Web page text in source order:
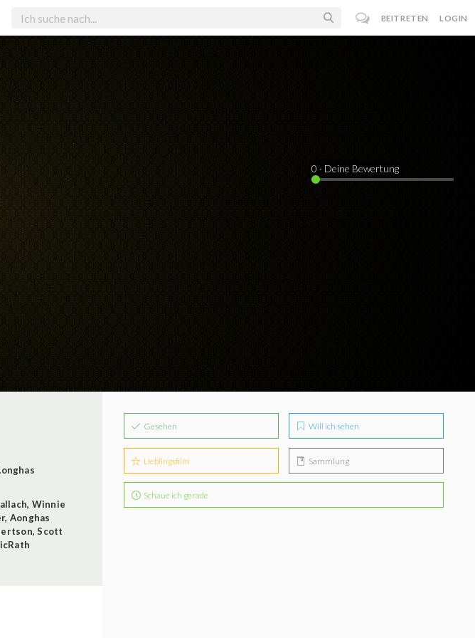
BEITRETEN LOGIN
0 · Deine Bewertung
, Winnie
, Aonghas
,Scott
Gesehen Will ich sehen
Lieblingsfilm Sammlung
Schaue ich gerade